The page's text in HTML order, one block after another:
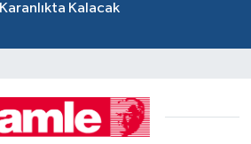
Karanlıkta Kalacak